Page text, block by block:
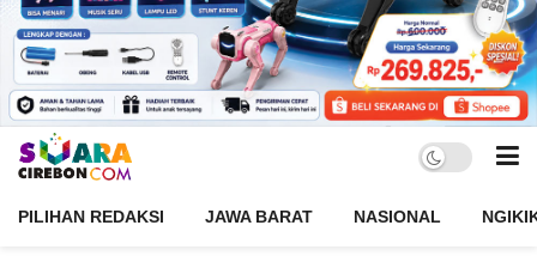
PILIHAN REDAKSI JAWA BARAT NASIONAL